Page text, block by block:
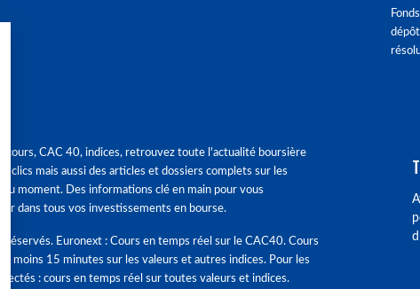
cours, CAC 40, indices, retrouvez toute l'actualité boursière
clics mais aussi des articles et dossiers complets sur les
du moment. Des informations clé en main pour vous
dans tous vos investissements en bourse.
réservés. Euronext : Cours en temps réel sur le CAC40. Cours
moins 15 minutes sur les valeurs et autres indices. Pour les
: cours en temps réel sur toutes valeurs et indices.